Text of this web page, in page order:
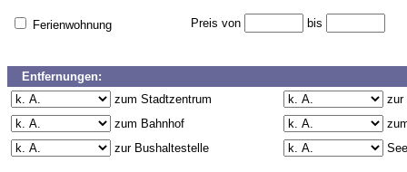
Ferienwohnung Preis von bis
Entfernungen:
zum Stadtzentrum
zur
zum Bahnhof
zur Bushaltestelle
See